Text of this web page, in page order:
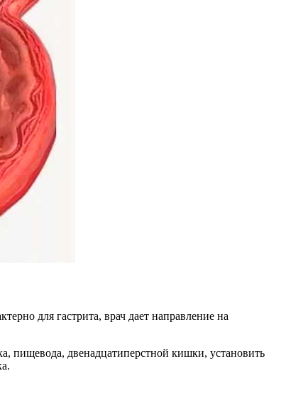
для гастрита, врач дает направление на
пищевода, двенадцатиперстной кишки, установить